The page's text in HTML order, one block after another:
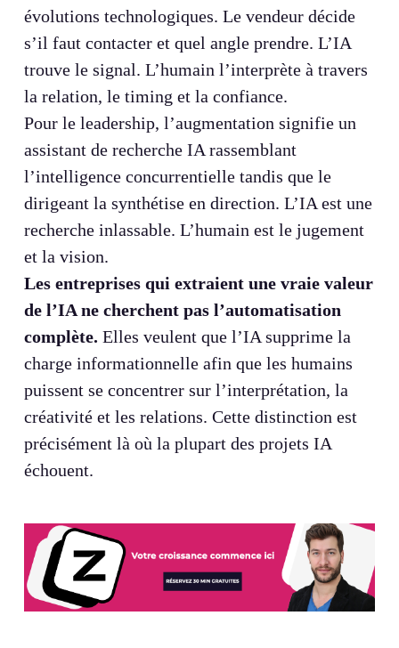
évolutions technologiques. Le vendeur décide
s’il faut contacter et quel angle prendre. L’IA
trouve le signal. L’humain l’interprète à travers
la relation, le timing et la confiance.
Pour le leadership, l’augmentation signifie un
assistant de recherche IA rassemblant
l’intelligence concurrentielle tandis que le
dirigeant la synthétise en direction. L’IA est une
recherche inlassable. L’humain est le jugement
et la vision.
Les entreprises qui extraient une vraie valeur
de l’IA ne cherchent pas l’automatisation
complète. Elles veulent que l’IA supprime la
charge informationnelle afin que les humains
puissent se concentrer sur l’interprétation, la
créativité et les relations. Cette distinction est
précisément là où la plupart des projets IA
échouent.